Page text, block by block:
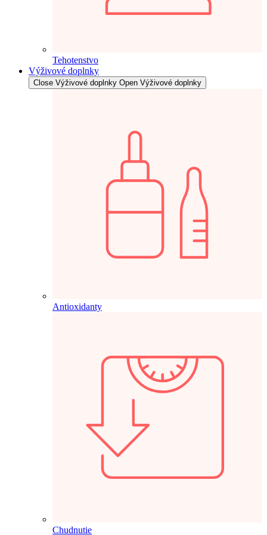
Tehotenstvo
Výživové doplnky
Close Výživové doplnky Open Výživové doplnky
Antioxidanty
Chudnutie